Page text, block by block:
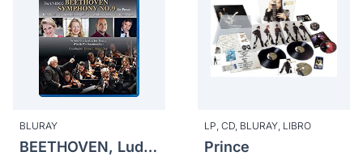
BLURAY
BEETHOVEN, Ludwig van (1770-1827)
LP, CD, BLURAY, LIBRO
Prince